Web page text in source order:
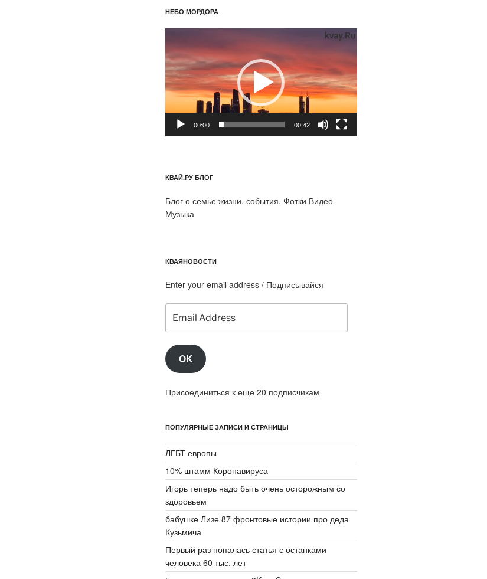
НЕБО МОРДОРА
00:00 00:42
КВАЙ.РУ БЛОГ
Блог о семье жизни, события. Фотки Видео
Музыка
КВАЯНОВОСТИ
Enter your email address / Подписывайся
Address
OK
Присоединиться к еще 20 подписчикам
ПОПУЛЯРНЫЕ ЗАПИСИ И СТРАНИЦЫ
ЛГБТ европы
10% штамм Коронавируса
Игорь теперь надо быть очень осторожным со
здоровьем
бабушке Лизе 87 фронтовые истории про деда
Кузьмича
Первый раз попалась статья с останками
человека 60 тыс. лет